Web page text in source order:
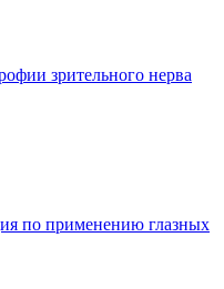
зрительного нерва
по применению глазных